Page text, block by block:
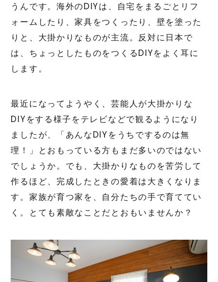
うんです。海外のDIYは、自宅をまるごとリフ
ォームしたり、家具をつくったり、壁を塗った
りと、大掛かりなものが主流。反対に日本で
は、ちょっとしたものをつくるDIYをよく耳に
します。
最近になってようやく、芸能人が大掛かりな
DIYをする様子をテレビなどで観るようになり
ましたが、「あんなDIYをうちでするのは無
理！」とおもっている方もまだ多いのではない
でしょうか。でも、大掛かりなものを苦労して
作るほど、完成したときの愛着は大きくなりま
す。家族が育つ家を、自分たちの手で育ててい
く。とても素敵なことだとおもいませんか？